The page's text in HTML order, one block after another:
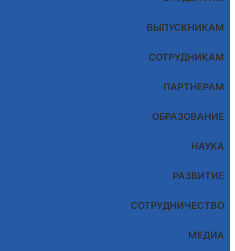
ВЫПУСКНИКАМ
СОТРУДНИКАМ
ПАРТНЕРАМ
ОБРАЗОВАНИЕ
НАУКА
РАЗВИТИЕ
СОТРУДНИЧЕСТВО
МЕДИА